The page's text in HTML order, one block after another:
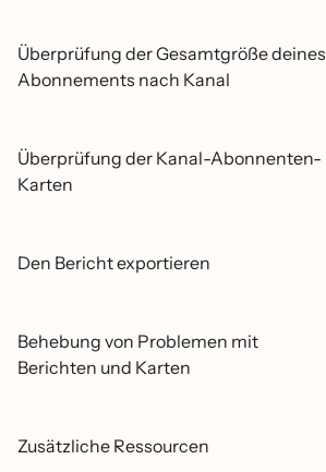
Überprüfung der Gesamtgröße deines
Abonnements nach Kanal
Überprüfung der Kanal-Abonnenten-
Karten
Den Bericht exportieren
Behebung von Problemen mit
Berichten und Karten
Zusätzliche Ressourcen